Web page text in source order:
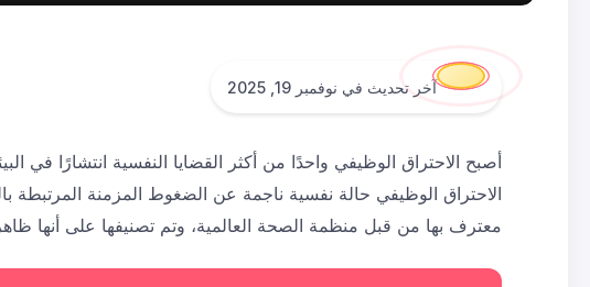
آخر تحديث في نوفمبر 19, 2025
أصبح الاحتراق الوظيفي واحدًا من أكثر القضايا النفسية انتشارًا في
الاحتراق الوظيفي حالة نفسية ناجمة عن الضغوط المزمنة المرتبطة
معترف بها من قبل منظمة الصحة العالمية، وتم تصنيفها على أنها